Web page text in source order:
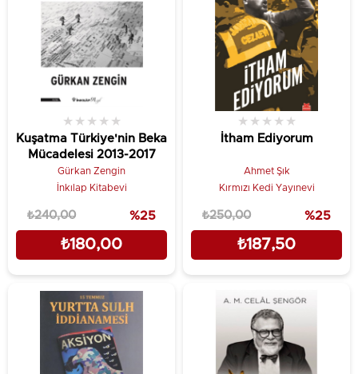
Kuşatma Türkiye'nin Beka
Mücadelesi 2013-2017
★ ★ ★ ★ ★
Gürkan Zengin
İnkılap Kitabevi
₺180,00
₺240,00 %25
İtham Ediyorum
★ ★ ★ ★ ★
Ahmet Şık
Kırmızı Kedi Yayınevi
₺187,50
₺250,00 %25